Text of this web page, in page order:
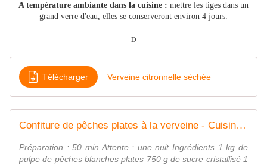
A température ambiante dans la cuisine : mettre les tiges dans un
grand verre d'eau, elles se conserveront environ 4 jours.
D
Télécharger Verveine citronnelle séchée
Confiture de pêches plates à la verveine - Cuisine gourmande de Carmencita
Préparation : 50 min Attente : une nuit Ingrédients 1 kg de
pulpe de pêches blanches plates 750 g de sucre cristallisé 1